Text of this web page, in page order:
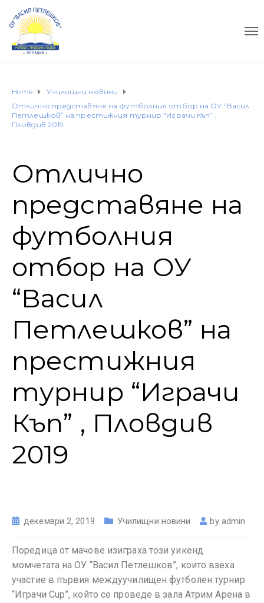
Home
Училищни новини
Отлично представяне на футболния отбор на ОУ “Васил
Петлешков” на престижния турнир “Играчи Къп” ,
Пловдив 2019
Отлично
представяне на
футболния
отбор на ОУ
“Васил
Петлешков” на
престижния
турнир “Играчи
Къп” , Пловдив
2019
декември 2, 2019 Училищни новини by admin
Поредица от мачове изиграха този уикенд
момчетата на ОУ “Васил Петлешков”, които взеха
участие в първия междуучилищен футболен турнир
“Играчи Cup”, който се проведе в зала Атрим Арена в